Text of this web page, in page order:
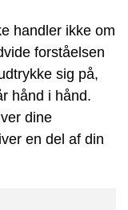
handler ikke om
forståelsen
sig på,
hånd i hånd.
dine
en del af din